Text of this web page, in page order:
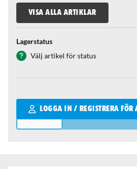
VISA ALLA ARTIKLAR
Lagerstatus
Välj artikel för status
LOGGA IN / REGISTRERA FÖR
Qantity